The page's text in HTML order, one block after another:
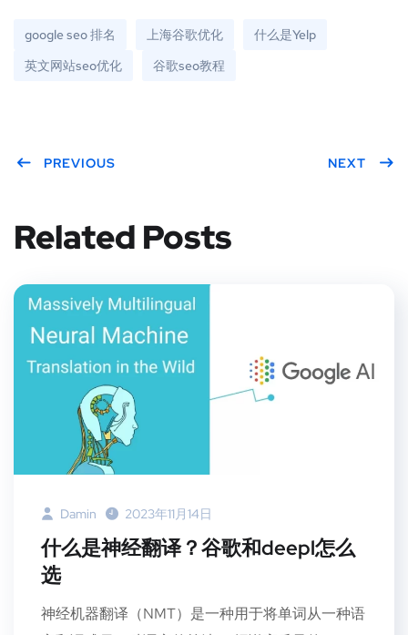
google seo 排名 上海谷歌优化
什么是Yelp
英文网站seo优化
谷歌seo教程
PREVIOUS NEXT
Related Posts
Damin 2023年11月14日
什么是神经翻译？谷歌和deepl怎么
选
神经机器翻译（NMT）是一种用于将单词从一种语